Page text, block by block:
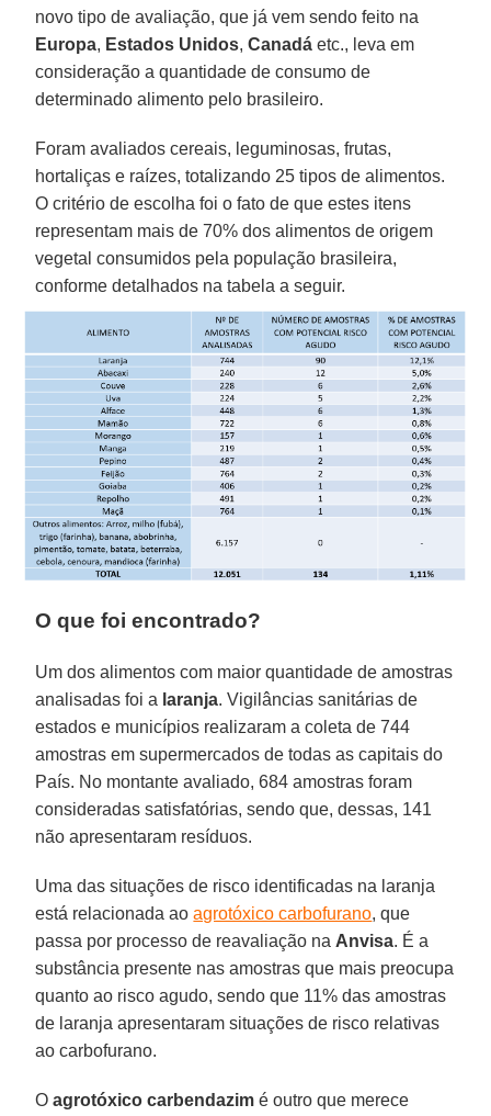
novo tipo de avaliação, que já vem sendo feito na
Europa, Estados Unidos,Canadá etc., leva em
consideração a quantidade de consumo de
determinado alimento pelo brasileiro.
Foram avaliados cereais, leguminosas, frutas,
hortaliças e raízes, totalizando 25 tipos de alimentos.
O critério de escolha foi o fato de que estes itens
representam mais de 70% dos alimentos de origem
vegetal consumidos pela população brasileira,
conforme detalhados na tabela a seguir.
O que foi encontrado?
Um dos alimentos com maior quantidade de amostras
analisadas foi a laranja. Vigilâncias sanitárias de
estados e municípios realizaram a coleta de 744
amostras em supermercados de todas as capitais do
País. No montante avaliado, 684 amostras foram
consideradas satisfatórias, sendo que, dessas, 141
não apresentaram resíduos.
Uma das situações de risco identificadas na laranja
está relacionada aoagrotóxico carbofurano, que
passa por processo de reavaliação na Anvisa. É a
substância presente nas amostras que mais preocupa
quanto ao risco agudo, sendo que 11% das amostras
de laranja apresentaram situações de risco relativas
ao carbofurano.
Oagrotóxico carbendazim é outro que merece